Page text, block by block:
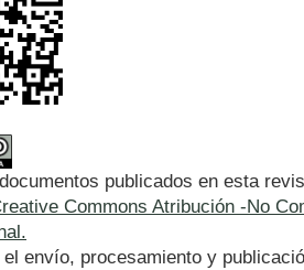
publicados en esta
Commons Atribución -No
el envío, procesamiento y